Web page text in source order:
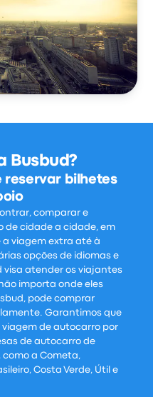
Busbud?
reservar bilhetes
comparar e
de cidade a cidade, em
a viagem extra até à
opções de idiomas e
visa atender os viajantes
importa onde eles
pode comprar
Garantimos que
de autocarro por
de autocarro de
a Cometa,
Costa Verde, Útil e